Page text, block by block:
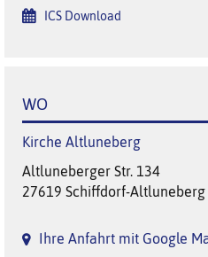
ICS Download
WO
Kirche Altluneberg
Altluneberger Str. 134
27619 Schiffdorf-Altluneberg
Ihre Anfahrt mit Google